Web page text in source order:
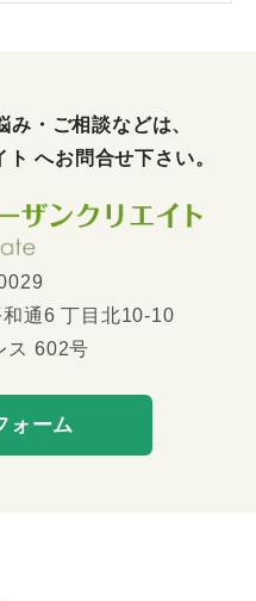
・ご相談などは、
トへお問合せ下さい。
通6 丁目北10-10
ス 602号
ォーム